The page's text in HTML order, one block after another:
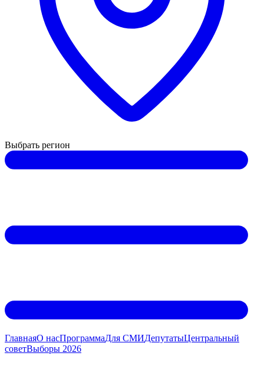
Выбрать регион
ГлавнаяО насПрограммаДля СМИДeпутатыЦентральный
советВыборы 2026